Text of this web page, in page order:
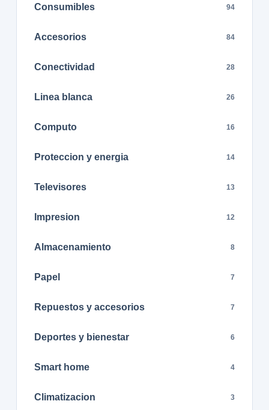
Consumibles 94
Accesorios 84
Conectividad 28
Linea blanca 26
Computo 16
Proteccion y energia 14
Televisores 13
Impresion 12
Almacenamiento 8
Papel 7
Repuestos y accesorios 7
Deportes y bienestar 6
Smart home 4
Climatizacion 3